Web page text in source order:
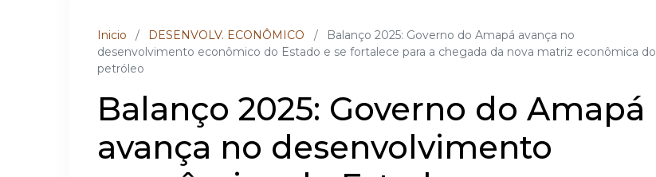
Inicio / DESENVOLV. ECONÔMICO /
Balanço 2025: Governo do Amapá avança no
desenvolvimento econômico do Estado e se fortalece para a chegada da nova matriz econômica do
petróleo
Balanço 2025: Governo do Amapá
avança no desenvolvimento